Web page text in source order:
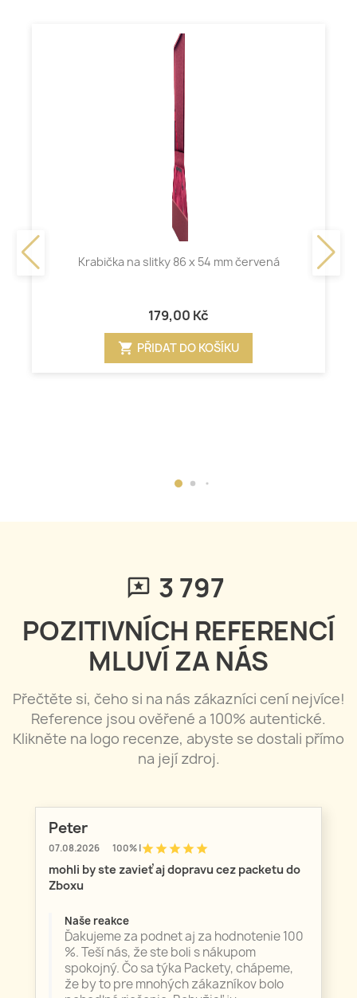
Krabička na slitky 86 x 54 mm červená
179,00 Kč
shopping_cart PŘIDAT DO KOŠÍKU
3 797
POZITIVNÍCH REFERENCÍ
MLUVÍ ZA NÁS
Přečtěte si, čeho si na nás zákazníci cení nejvíce!
Reference jsou ověřené a 100% autentické.
Klikněte na logo recenze, abyste se dostali přímo
na její zdroj.
Peter
07.08.2026 100% |starstarstarstarstar
mohli by ste zavieť aj dopravu cez packetu do
Zboxu
Naše reakce
Ďakujeme za podnet aj za hodnotenie 100
%. Teší nás, že ste boli s nákupom
spokojný. Čo sa týka Packety, chápeme,
že by to pre mnohých zákazníkov bolo